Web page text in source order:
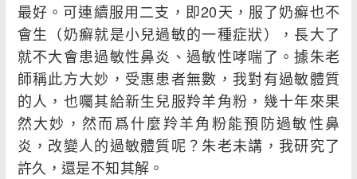
最好。可連續服用二支，即20天，服了奶癬也不
會生（奶癬就是小兒過敏的一種症狀），長大了
就不大會患過敏性鼻炎、過敏性哮喘了。據朱老
師稱此方大妙，受惠患者無數，我對有過敏體質
的人，也囑其給新生兒服羚羊角粉，幾十年來果
然大妙，然而爲什麼羚羊角粉能預防過敏性鼻
炎，改變人的過敏體質呢？朱老未講，我研究了
許久，還是不知其解。